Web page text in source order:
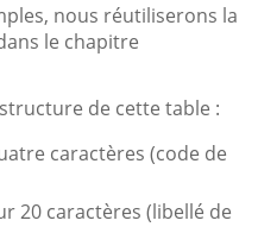
nous réutiliserons la
le chapitre
de cette table :
caractères (code de
20 caractères (libellé de